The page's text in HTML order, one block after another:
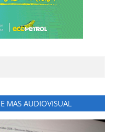
MAS AUDIOVISUAL